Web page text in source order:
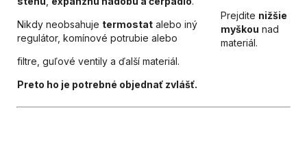
Nikdy neobsahuje termostat alebo iný
regulátor, komínové potrubie alebo
filtre, guľové ventily a ďalší materiál.
Preto ho je potrebné objednať zvlášť.
Prejdite nižšie
myškou nad
materiál.